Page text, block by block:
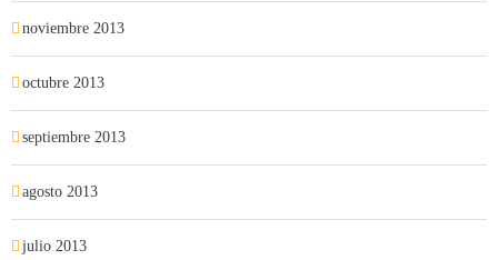
noviembre 2013
octubre 2013
septiembre 2013
agosto 2013
julio 2013